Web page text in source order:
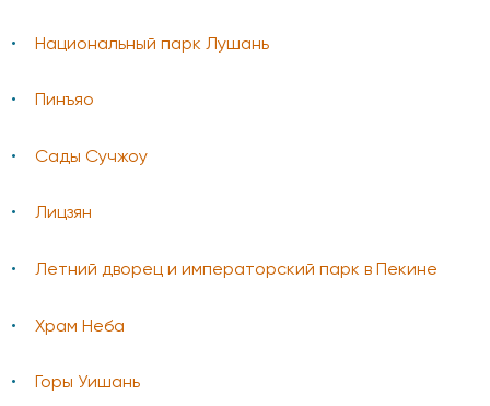
Национальный парк Лушань
Пинъяо
Cады Сучжоу
Лицзян
Летний дворец и императорский парк в Пекине
Храм Неба
Горы Уишань